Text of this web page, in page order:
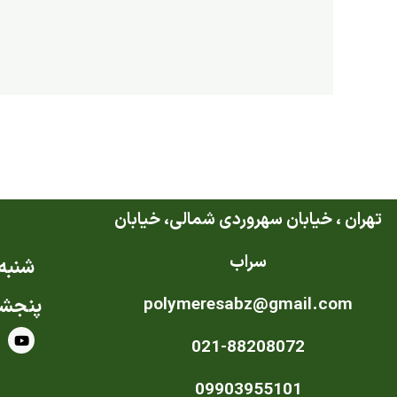
تهران ، خیابان سهروردی شمالی، خیابان
سراب
polymeresabz@gmail.com
021-88208072
09903955101
شنبه
Y
o
u